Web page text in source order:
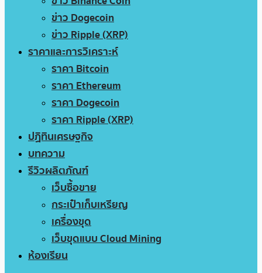
ข่าว Dogecoin
ข่าว Ripple (XRP)
ราคาและการวิเคราะห์
ราคา Bitcoin
ราคา Ethereum
ราคา Dogecoin
ราคา Ripple (XRP)
ปฏิทินเศรษฐกิจ
บทความ
รีวิวผลิตภัณฑ์
เว็บซื้อขาย
กระเป๋าเก็บเหรียญ
เครื่องขุด
เว็บขุดแบบ Cloud Mining
ห้องเรียน